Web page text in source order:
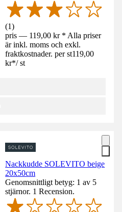
(1)
pris — 119,00 kr * Alla priser
är inkl. moms och exkl.
fraktkostnader. per st119,00
kr*/ st
Nackkudde SOLEVITO beige
20x50cm
Genomsnittligt betyg: 1 av 5
stjärnor. 1 Recension.